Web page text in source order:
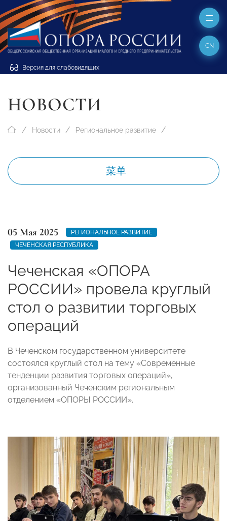
Версия для слабовидящих
CN
НОВОСТИ
Новости Региональное развитие
菜单
05 Мая 2025
РЕГИОНАЛЬНОЕ РАЗВИТИЕ
ЧЕЧЕНСКАЯ РЕСПУБЛИКА
Чеченская «ОПОРА
РОССИИ» провела круглый
стол о развитии торговых
операций
В Чеченском государственном университете
состоялся круглый стол на тему «Современные
тенденции развития торговых операций»,
организованный Чеченским региональным
отделением «ОПОРЫ РОССИИ».